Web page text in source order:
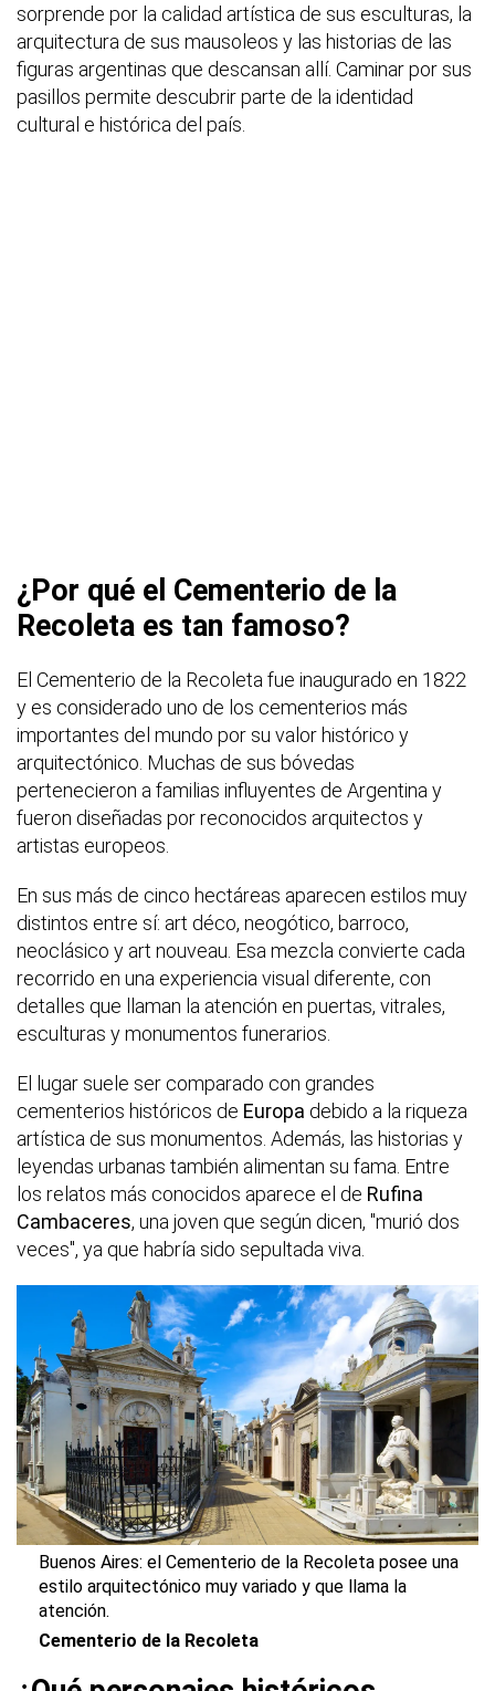
sorprende por la calidad artística de sus esculturas, la
arquitectura de sus mausoleos y las historias de las
figuras argentinas que descansan allí. Caminar por sus
pasillos permite descubrir parte de la identidad
cultural e histórica del país.
¿Por qué el Cementerio de la
Recoleta es tan famoso?
El Cementerio de la Recoleta fue inaugurado en 1822
y es considerado uno de los cementerios más
importantes del mundo por su valor histórico y
arquitectónico. Muchas de sus bóvedas
pertenecieron a familias influyentes de Argentina y
fueron diseñadas por reconocidos arquitectos y
artistas europeos.
En sus más de cinco hectáreas aparecen estilos muy
distintos entre sí: art déco, neogótico, barroco,
neoclásico y art nouveau. Esa mezcla convierte cada
recorrido en una experiencia visual diferente, con
detalles que llaman la atención en puertas, vitrales,
esculturas y monumentos funerarios.
El lugar suele ser comparado con grandes
cementerios históricos de Europa debido a la riqueza
artística de sus monumentos. Además, las historias y
leyendas urbanas también alimentan su fama. Entre
los relatos más conocidos aparece el de Rufina
Cambaceres, una joven que según dicen, "murió dos
veces", ya que habría sido sepultada viva.
Buenos Aires: el Cementerio de la Recoleta posee una
estilo arquitectónico muy variado y que llama la
atención.
Cementerio de la Recoleta